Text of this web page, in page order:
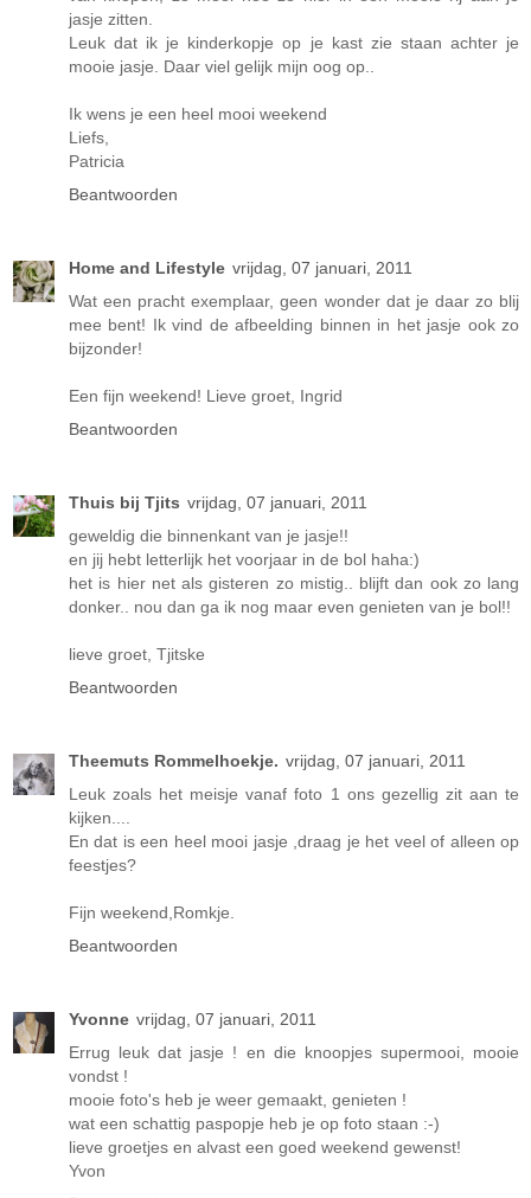
jasje zitten.
Leuk dat ik je kinderkopje op je kast zie staan achter je
mooie jasje. Daar viel gelijk mijn oog op..
Ik wens je een heel mooi weekend
Liefs,
Patricia
Beantwoorden
Home and Lifestyle vrijdag, 07 januari, 2011
Wat een pracht exemplaar, geen wonder dat je daar zo blij
mee bent! Ik vind de afbeelding binnen in het jasje ook zo
bijzonder!
Een fijn weekend! Lieve groet, Ingrid
Beantwoorden
Thuis bij Tjits vrijdag, 07 januari, 2011
geweldig die binnenkant van je jasje!!
en jij hebt letterlijk het voorjaar in de bol haha:)
het is hier net als gisteren zo mistig.. blijft dan ook zo lang
donker.. nou dan ga ik nog maar even genieten van je bol!!
lieve groet, Tjitske
Beantwoorden
Theemuts Rommelhoekje. vrijdag, 07 januari, 2011
Leuk zoals het meisje vanaf foto 1 ons gezellig zit aan te
kijken....
En dat is een heel mooi jasje ,draag je het veel of alleen op
feestjes?
Fijn weekend,Romkje.
Beantwoorden
Yvonne vrijdag, 07 januari, 2011
Errug leuk dat jasje ! en die knoopjes supermooi, mooie
vondst !
mooie foto's heb je weer gemaakt, genieten !
wat een schattig paspopje heb je op foto staan :-)
lieve groetjes en alvast een goed weekend gewenst!
Yvon